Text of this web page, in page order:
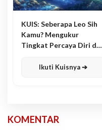
KUIS: Seberapa Leo Sih
Kamu? Mengukur
Tingkat Percaya Diri dan
Ikuti Kuisnya ➔
KOMENTAR